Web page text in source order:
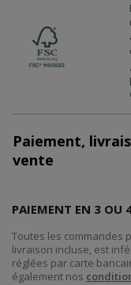
Paiement,
vente
PAIEMENT EN 3 OU
Toutes les commandes
livraison incluse, est
réglées par carte
également nos